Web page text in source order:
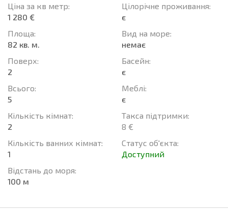
Ціна за кв метр:
1 280 €
Площа:
82 кв. м.
Поверх:
2
Всього:
5
Кількість кімнат:
2
Кількість ванних кімнат:
1
Відстань до моря:
100 м
Цілорічне проживання:
є
Вид на море:
немає
Баcейн:
є
Меблі:
є
Такса підтримки:
8 €
Статус об'єкта:
Доступний